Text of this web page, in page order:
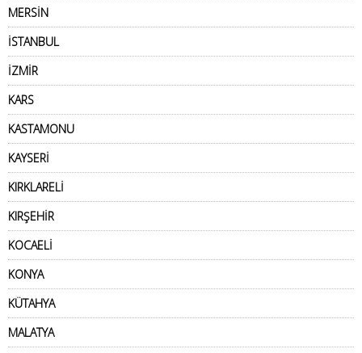
MERSİN
İSTANBUL
İZMİR
KARS
KASTAMONU
KAYSERİ
KIRKLARELİ
KIRŞEHİR
KOCAELİ
KONYA
KÜTAHYA
MALATYA